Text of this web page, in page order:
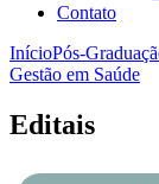
Contato
InícioPós-
Gestão em Saúde
Editais